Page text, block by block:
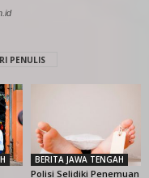
PENULIS
BERITA JAWA TENGAH
Polisi Selidiki Penemuan